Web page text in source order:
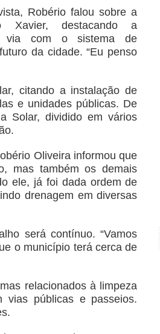
Robério falou sobre a
Xavier, destacando a
via com o sistema de
da cidade. “Eu penso
citando a instalação de
e unidades públicas. De
Solar, dividido em vários
Oliveira informou que
mas também os demais
ele, já foi dada ordem de
drenagem em diversas
será contínuo. “Vamos
o município terá cerca de
relacionados à limpeza
vias públicas e passeios.